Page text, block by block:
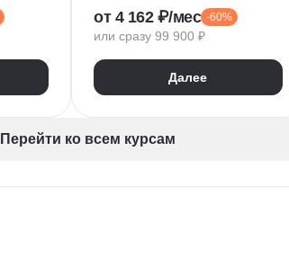
Flask
Pytest
от 4 162 ₽/мес -60%
или сразу 99 900 ₽
Далее
Перейти ко всем курсам